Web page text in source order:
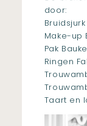
door:
Bruidsjurk
Make-up
Pak
Ringen
Taart en